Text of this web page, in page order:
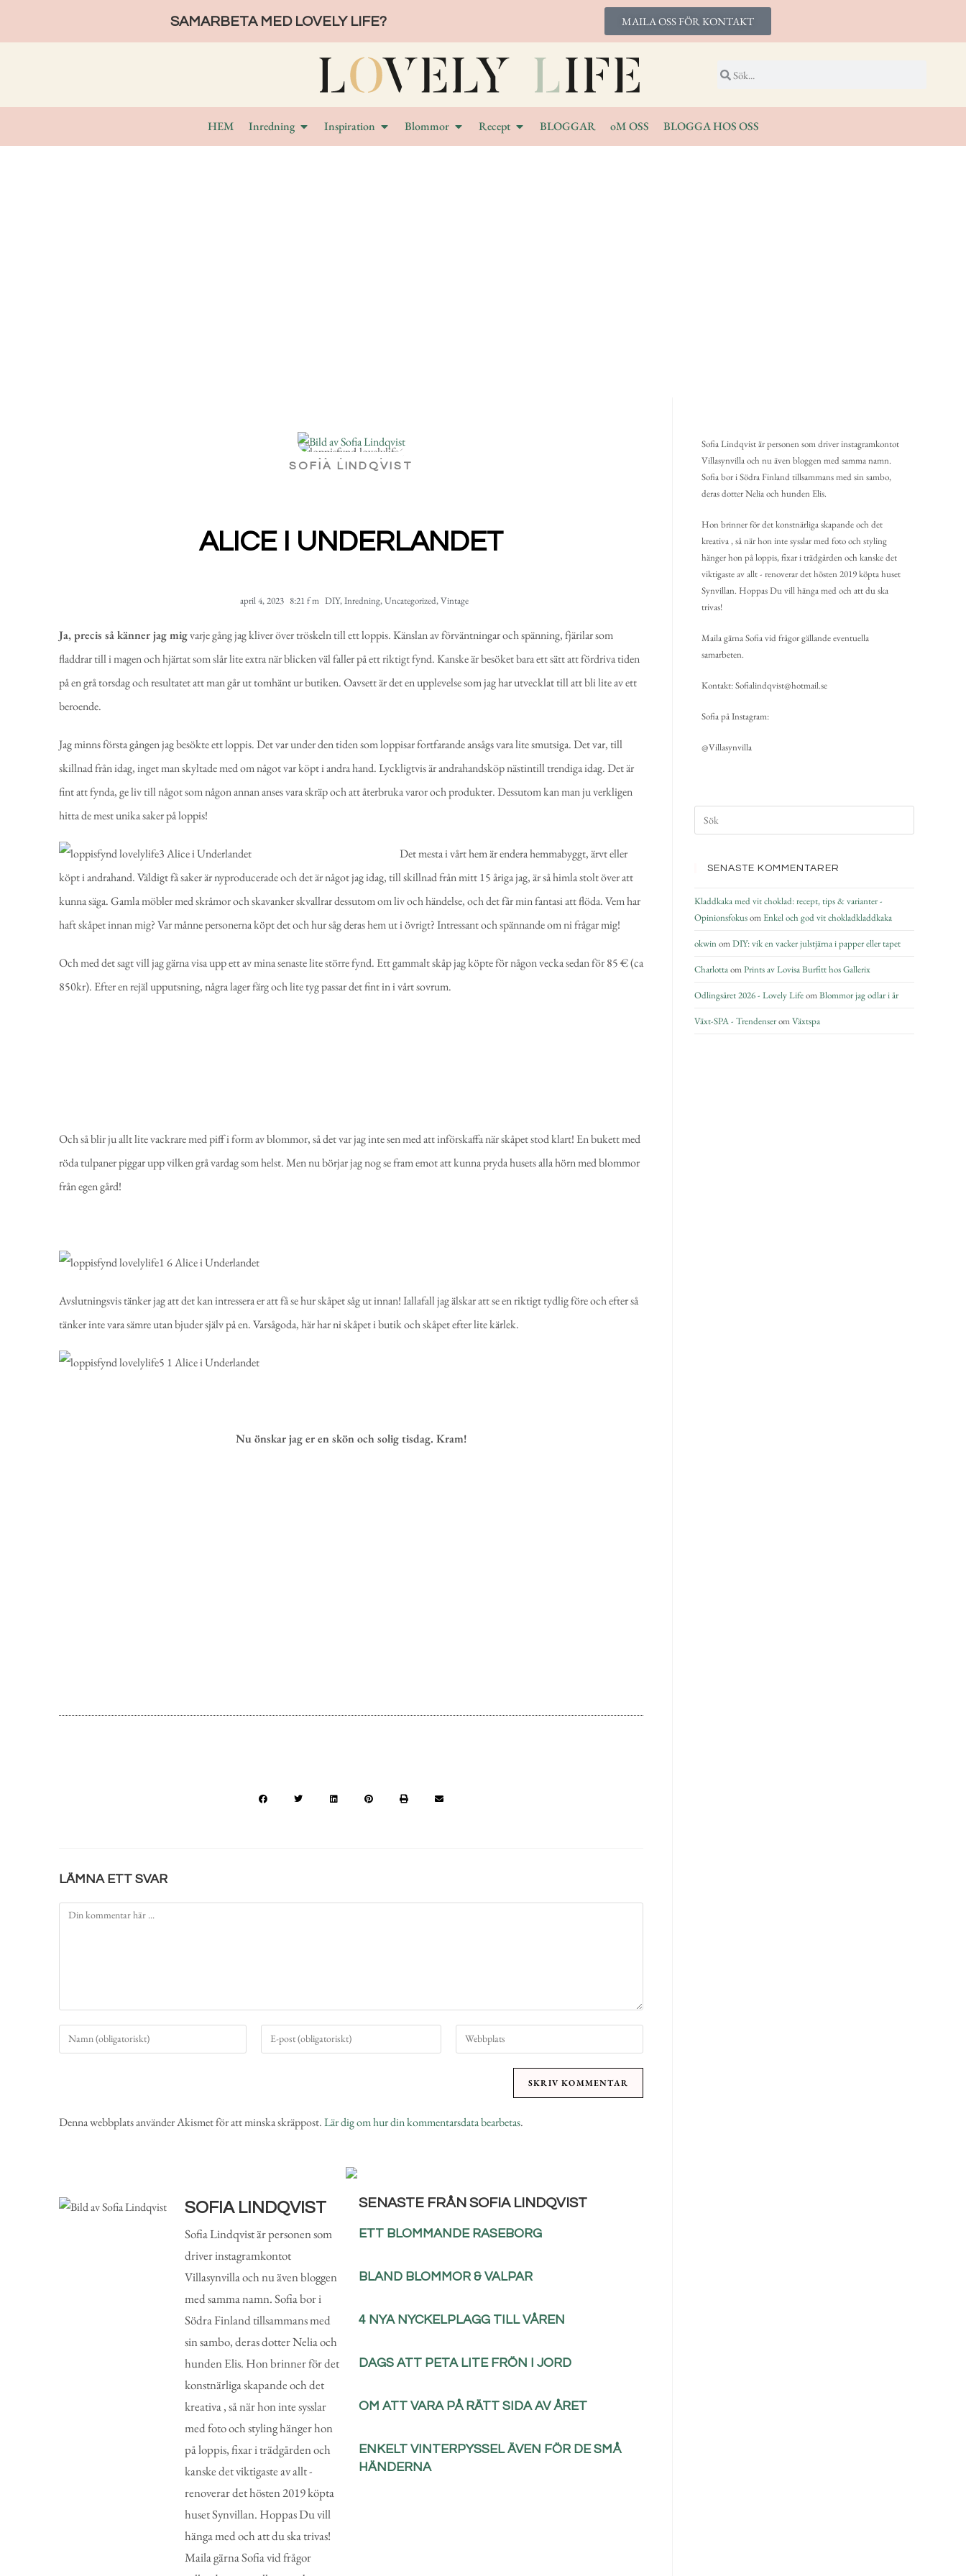
SAMARBETA MED LOVELY LIFE? MAILA OSS FÖR KONTAKT
HEM Inredning Inspiration Blommor Recept BLOGGAR oM OSS BLOGGA HOS OSS
SOFIA LINDQVIST
ALICE I UNDERLANDET
april 4, 2023 8:21 f m DIY,Inredning,Uncategorized,Vintage
Ja, precis så känner jag migvarje gång jag kliver över tröskeln till ett loppis. Känslan av förväntningar och spänning, fjärilar som
fladdrar till i magen och hjärtat som slår lite extra när blicken väl faller på ett riktigt fynd. Kanske är besöket bara ett sätt att fördriva tiden
på en grå torsdag och resultatet att man går ut tomhänt ur butiken. Oavsett är det en upplevelse som jag har utvecklat till att bli lite av ett
beroende.
Jag minns första gången jag besökte ett loppis. Det var under den tiden som loppisar fortfarande ansågs vara lite smutsiga. Det var, till
skillnad från idag, inget man skyltade med om något var köpt i andra hand. Lyckligtvis är andrahandsköp nästintill trendiga idag. Det är
fint att fynda, ge liv till något som någon annan anses vara skräp och att återbruka varor och produkter. Dessutom kan man ju verkligen
hitta de mest unika saker på loppis!
Det mesta i vårt hem är endera hemmabyggt, ärvt eller
köpt i andrahand. Väldigt få saker är nyproducerade och det är något jag idag, till skillnad från mitt 15 åriga jag, är så himla stolt över att
kunna säga. Gamla möbler med skråmor och skavanker skvallrar dessutom om liv och händelse, och det får min fantasi att flöda. Vem har
haft skåpet innan mig? Var månne personerna köpt det och hur såg deras hem ut i övrigt? Intressant och spännande om ni frågar mig!
Och med det sagt vill jag gärna visa upp ett av mina senaste lite större fynd. Ett gammalt skåp jag köpte för någon vecka sedan för 85 € (ca
850kr). Efter en rejäl upputsning, några lager färg och lite tyg passar det fint in i vårt sovrum.
Och så blir ju allt lite vackrare med piff i form av blommor, så det var jag inte sen med att införskaffa när skåpet stod klart! En bukett med
röda tulpaner piggar upp vilken grå vardag som helst. Men nu börjar jag nog se fram emot att kunna pryda husets alla hörn med blommor
från egen gård!
Avslutningsvis tänker jag att det kan intressera er att få se hur skåpet såg ut innan! Iallafall jag älskar att se en riktigt tydlig före och efter så
tänker inte vara sämre utan bjuder själv på en. Varsågoda, här har ni skåpet i butik och skåpet efter lite kärlek.
Nu önskar jag er en skön och solig tisdag. Kram!
LÄMNA ETT SVAR
Denna webbplats använder Akismet för att minska skräppost.Lär dig om hur din kommentarsdata bearbetas.
SOFIA LINDQVIST
Sofia Lindqvist är personen som
driver instagramkontot
Villasynvilla och nu även bloggen
med samma namn. Sofia bor i
Södra Finland tillsammans med
sin sambo, deras dotter Nelia och
hunden Elis. Hon brinner för det
konstnärliga skapande och det
kreativa , så när hon inte sysslar
med foto och styling hänger hon
på loppis, fixar i trädgården och
kanske det viktigaste av allt -
renoverar det hösten 2019 köpta
huset Synvillan. Hoppas Du vill
hänga med och att du ska trivas!
Maila gärna Sofia vid frågor
SENASTE FRÅN SOFIA LINDQVIST
ETT BLOMMANDE RASEBORG
BLAND BLOMMOR & VALPAR
4 NYA NYCKELPLAGG TILL VÅREN
DAGS ATT PETA LITE FRÖN I JORD
OM ATT VARA PÅ RÄTT SIDA AV ÅRET
ENKELT VINTERPYSSEL ÄVEN FÖR DE SMÅ
HÄNDERNA
Sofia Lindqvist är personen som driver instagramkontot
Villasynvilla och nu även bloggen med samma namn.
Sofia bor i Södra Finland tillsammans med sin sambo,
deras dotter Nelia och hunden Elis.
Hon brinner för det konstnärliga skapande och det
kreativa , så när hon inte sysslar med foto och styling
hänger hon på loppis, fixar i trädgården och kanske det
viktigaste av allt - renoverar det hösten 2019 köpta huset
Synvillan. Hoppas Du vill hänga med och att du ska
trivas!
Maila gärna Sofia vid frågor gällande eventuella
samarbeten.
Kontakt: Sofialindqvist@hotmail.se
Sofia på Instagram:
@Villasynvilla
SENASTE KOMMENTARER
Kladdkaka med vit choklad: recept, tips & varianter -
OpinionsfokusomEnkel och god vit chokladkladdkaka
okwinomDIY: vik en vacker julstjärna i papper eller tapet
CharlottaomPrints av Lovisa Burfitt hos Gallerix
Odlingsåret 2026 - Lovely LifeomBlommor jag odlar i år
Växt-SPA - TrendenseromVäxtspa